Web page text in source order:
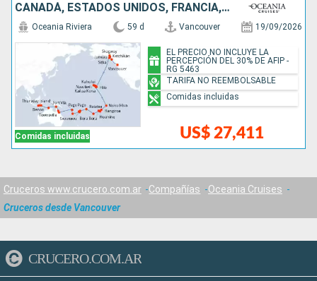
CANADÁ, ESTADOS UNIDOS, FRANCIA, ILES COOK, FIDJI (ISLAS), VANUATU, AUSTRALIA, INDONESIA
Comidas incluidas
Oceania Riviera 59 d Vancouver 19/09/2026
US$ 27,411
EL PRECIO NO INCLUYE LA
PERCEPCIÓN DEL 30% DE AFIP -
RG 5463
TARIFA NO REEMBOLSABLE
Comidas incluidas
Cruceros www.crucero.com.ar Compañías
Oceania Cruises
Cruceros desde Vancouver
CRUCERO.COM.AR